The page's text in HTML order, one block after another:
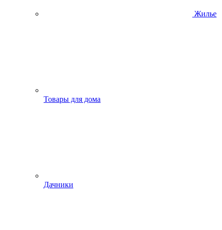
Жилье
Товары для дома
Дачники